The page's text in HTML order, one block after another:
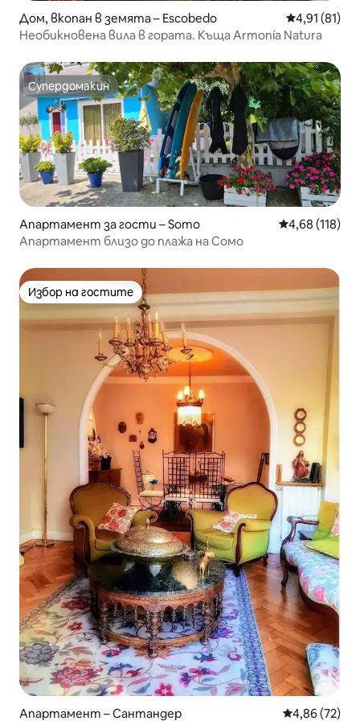
Дом, вкопан в земята – Escobedo Средна
4,91 (81)
Необикновена вила в гората. Къща Armonía Natura
Супердомакин
Супердомакин
Апартамент за гости – Somo Средна
4,68 (118)
Апартамент близо до плажа на Сомо
Избор на гостите
Избор на гостите
Апартамент – Сантандер Средна
4,86 (72)